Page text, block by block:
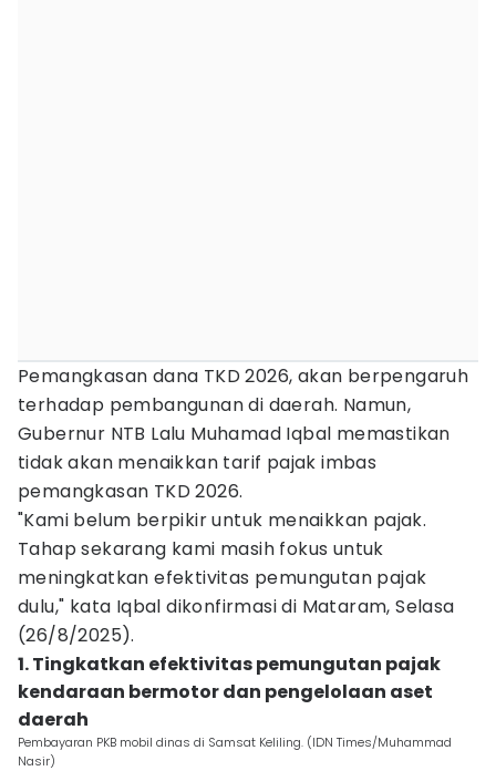
Pemangkasan dana TKD 2026, akan berpengaruh
terhadap pembangunan di daerah. Namun,
Gubernur NTB Lalu Muhamad Iqbal memastikan
tidak akan menaikkan tarif pajak imbas
pemangkasan TKD 2026.
"Kami belum berpikir untuk menaikkan pajak.
Tahap sekarang kami masih fokus untuk
meningkatkan efektivitas pemungutan pajak
dulu," kata Iqbal dikonfirmasi di Mataram, Selasa
(26/8/2025).
1. Tingkatkan efektivitas pemungutan pajak
kendaraan bermotor dan pengelolaan aset
daerah
Pembayaran PKB mobil dinas di Samsat Keliling. (IDN Times/Muhammad
Nasir)